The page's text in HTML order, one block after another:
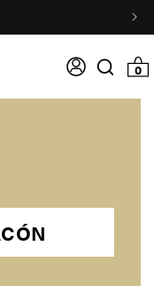
Acceso
Search
input
0
0 items